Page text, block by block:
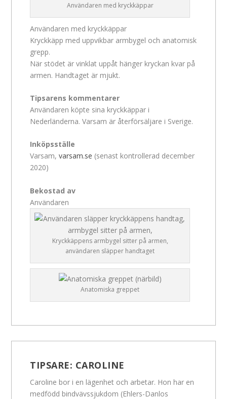
Användaren med kryckkäppar
Användaren med kryckkäppar
Kryckkäpp med uppvikbar armbygel och anatomisk
grepp.
När stödet är vinklat uppåt hänger kryckan kvar på
armen. Handtaget är mjukt.
Tipsarens kommentarer
Användaren köpte sina kryckkäppar i
Nederländerna. Varsam är återförsäljare i Sverige.
Inköpsställe
Varsam,varsam.se (senast kontrollerad december
2020)
Bekostad av
Användaren
Kryckkäppens armbygel sitter på armen,
användaren släpper handtaget
Anatomiska greppet
TIPSARE: CAROLINE
Caroline bor i en lägenhet och arbetar. Hon har en
medfödd bindvävssjukdom (Ehlers-Danlos